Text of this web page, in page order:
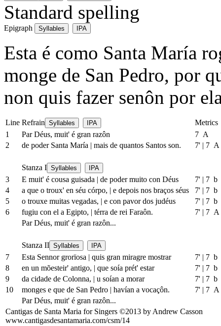
Standard spelling
Epigraph Syllables IPA
Esta é como Santa María
monge de San Pedro, por
non quis fazer senôn por
Line Refrain Syllables IPA
Metrics
1
Par Déus, muit' é gran razôn
7 A
2
de poder Santa María | mais de quantos Santos son. 7' | 7 A
Stanza I Syllables IPA
3 E muit' é cousa guisada | de poder muito con Déus 7' | 7 b
4
a que o troux' en séu córpo, | e depois nos braços séus 7' | 7 b
5
o trouxe muitas vegadas, | e con pavor dos judéus 7' | 7 b
6
fugiu con el a Egipto, | térra de rei Faraôn. 7' | 7 A
Par Déus, muit' é gran razôn...
Stanza II Syllables IPA
7 Esta Sennor grorïosa | quis gran miragre mostrar 7' | 7 b
8
en un mõesteir' antigo, | que soía prét' estar 7' | 7 b
9
da cidade de Colonna, | u soían a morar 7' | 7 b
10
monges e que de San Pedro | havían a vocaçôn. 7' | 7 A
Par Déus, muit' é gran razôn...
Cantigas de Santa Maria for Singers ©2013 by Andrew Casson
www.cantigasdesantamaria.com/csm/14